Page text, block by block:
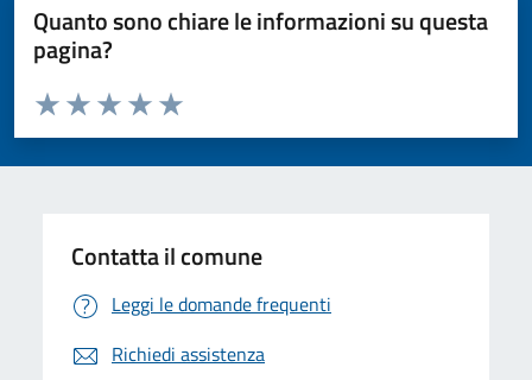
Quanto sono chiare le informazioni su questa
pagina?
Valuta da 1 a 5 stelle la pagina
Valuta 5 stelle su 5
Valuta 4 stelle su 5
Valuta 3 stelle su 5
Valuta 2 stelle su 5
Valuta 1 stelle su 5
Contatta il comune
Leggi le domande frequenti
Richiedi assistenza